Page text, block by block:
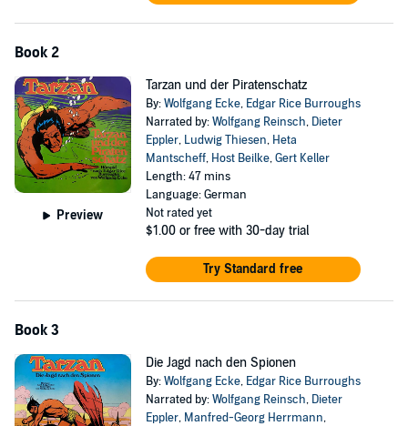
Book 2
Preview
Tarzan und der Piratenschatz
By:Wolfgang Ecke, Edgar Rice Burroughs
Narrated by:Wolfgang Reinsch, Dieter
Eppler, Ludwig Thiesen, Heta
Mantscheff, Host Beilke,Gert Keller
Length: 47 mins
Language: German
Not rated yet
$1.00 or free with 30-day trial
Try Standard free
Book 3
Die Jagd nach den Spionen
By:Wolfgang Ecke, Edgar Rice Burroughs
Narrated by:Wolfgang Reinsch, Dieter
Eppler, Manfred-Georg Herrmann,